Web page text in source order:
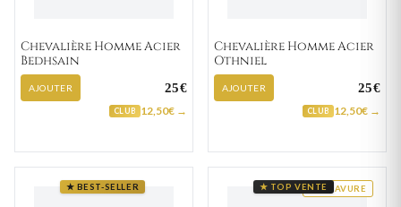
Chevalière Homme Acier
Bedhsain
AJOUTER 25€
CLUB 12,50€ →
Chevalière Homme Acier
Othniel
AJOUTER 25€
CLUB 12,50€ →
★ BEST-SELLER GRAVURE
★ TOP VENTE